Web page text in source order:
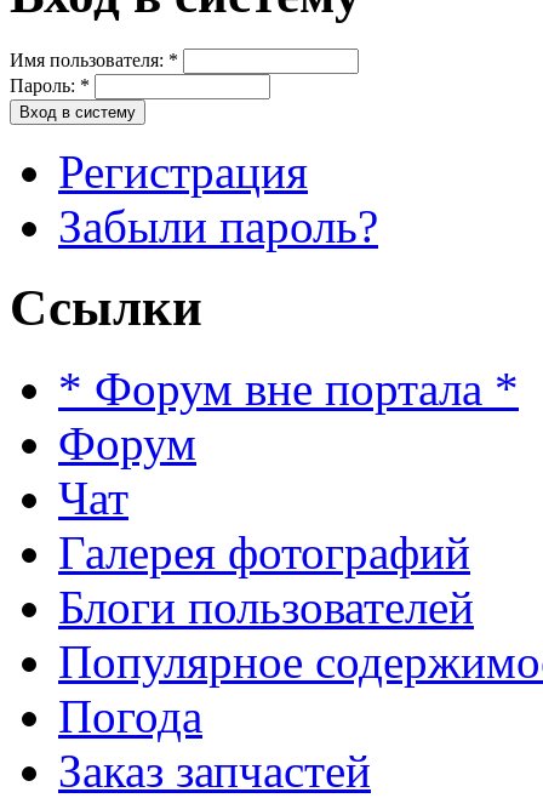
Имя пользователя: *
Пароль: *
Регистрация
Забыли пароль?
Ссылки
* Форум вне портала *
Форум
Чат
Галерея фотографий
Блоги пользователей
Популярное
Погода
Заказ запчастей